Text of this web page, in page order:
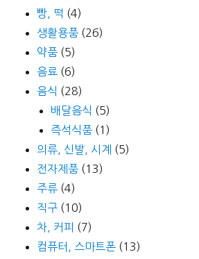
빵, 떡 (4)
생활용품 (26)
약품 (5)
음료 (6)
음식 (28)
배달음식 (5)
즉석식품 (1)
의류, 신발, 시계 (5)
전자제품 (13)
주류 (4)
직구 (10)
차, 커피 (7)
컴퓨터, 스마트폰 (13)